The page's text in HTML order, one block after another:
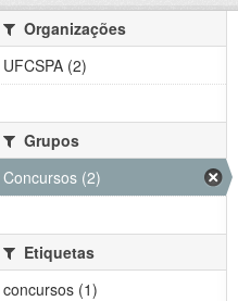
Organizações
UFCSPA (2)
Grupos
Concursos (2)
Etiquetas
concursos (1)